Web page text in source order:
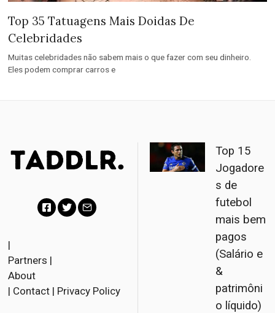
Top 35 Tatuagens Mais Doidas De
Celebridades
Muitas celebridades não sabem mais o que fazer com seu dinheiro.
Eles podem comprar carros e
c
l
|
Partners |
About
| Contact | Privacy Policy
Top 15
Jogadore
s de
futebol
mais bem
pagos
(Salário e
&
patrimôni
o líquido)